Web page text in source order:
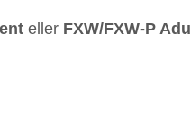
eller FXW/FXW-P